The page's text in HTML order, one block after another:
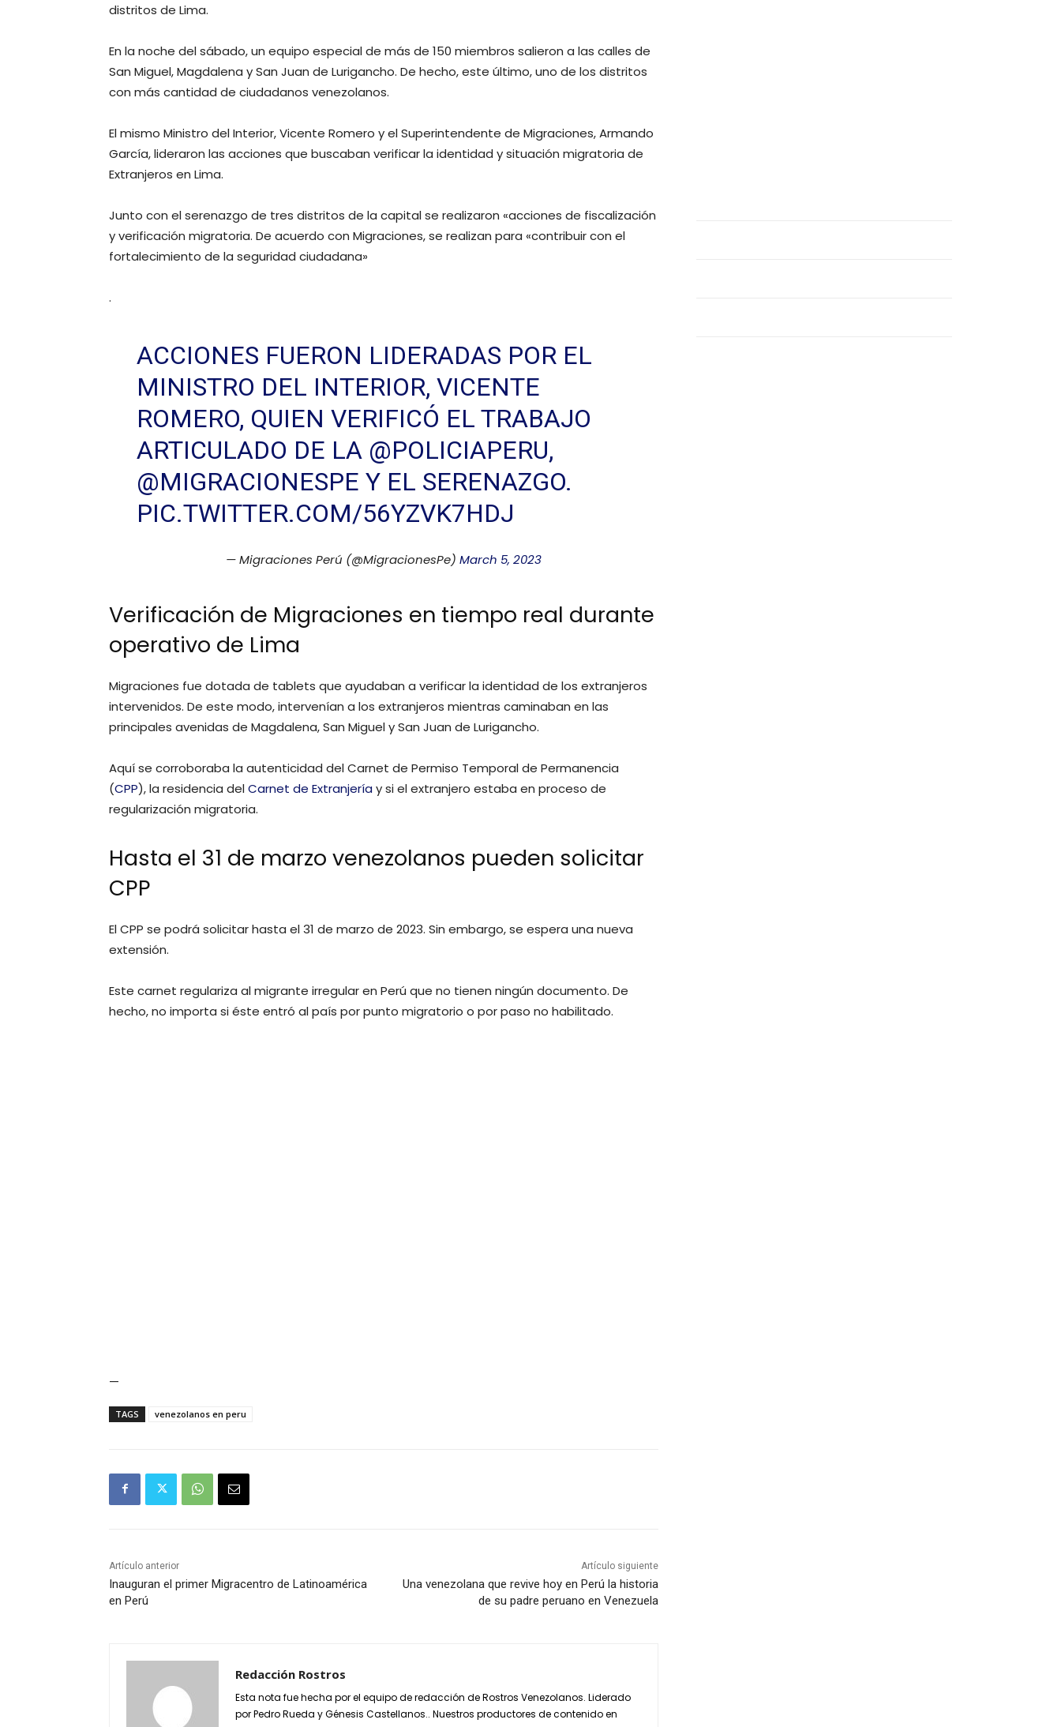
distritos de Lima.
En la noche del sábado, un equipo especial de más de 150 miembros salieron a las calles de
San Miguel, Magdalena y San Juan de Lurigancho. De hecho, este último, uno de los distritos
con más cantidad de ciudadanos venezolanos.
El mismo Ministro del Interior, Vicente Romero y el Superintendente de Migraciones, Armando
García, lideraron las acciones que buscaban verificar la identidad y situación migratoria de
Extranjeros en Lima.
Junto con el serenazgo de tres distritos de la capital se realizaron «acciones de fiscalización
y verificación migratoria. De acuerdo con Migraciones, se realizan para «contribuir con el
fortalecimiento de la seguridad ciudadana»
.
ACCIONES FUERON LIDERADAS POR EL
MINISTRO DEL INTERIOR, VICENTE
ROMERO, QUIEN VERIFICÓ EL TRABAJO
ARTICULADO DE LA @POLICIAPERU,
@MIGRACIONESPE Y EL SERENAZGO.
PIC.TWITTER.COM/56YZVK7HDJ
— Migraciones Perú (@MigracionesPe) March 5, 2023
Verificación de Migraciones en tiempo real durante
operativo de Lima
Migraciones fue dotada de tablets que ayudaban a verificar la identidad de los extranjeros
intervenidos. De este modo, intervenían a los extranjeros mientras caminaban en las
principales avenidas de Magdalena, San Miguel y San Juan de Lurigancho.
Aquí se corroboraba la autenticidad del Carnet de Permiso Temporal de Permanencia
(CPP), la residencia delCarnet de Extranjeríay si el extranjero estaba en proceso de
regularización migratoria.
Hasta el 31 de marzo venezolanos pueden solicitar
CPP
El CPP se podrá solicitar hasta el 31 de marzo de 2023. Sin embargo, se espera una nueva
extensión.
Este carnet regulariza al migrante irregular en Perú que no tienen ningún documento. De
hecho, no importa si éste entró al país por punto migratorio o por paso no habilitado.
—
TAGS venezolanos en peru
Artículo anterior
Inauguran el primer Migracentro de Latinoamérica
en Perú
Artículo siguiente
Una venezolana que revive hoy en Perú la historia
de su padre peruano en Venezuela
Redacción Rostros
Esta nota fue hecha por el equipo de redacción de Rostros Venezolanos. Liderado
por Pedro Rueda y Génesis Castellanos.. Nuestros productores de contenido en